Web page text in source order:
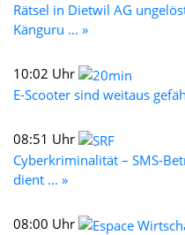
Rätsel in Dietwil AG
Känguru ... »
10:02 Uhr
E-Scooter sind weitaus
08:51 Uhr
Cyberkriminalität – SMS-
dient ... »
08:00 Uhr